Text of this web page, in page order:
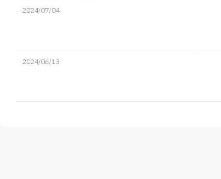
2024/07/04
2024/06/13